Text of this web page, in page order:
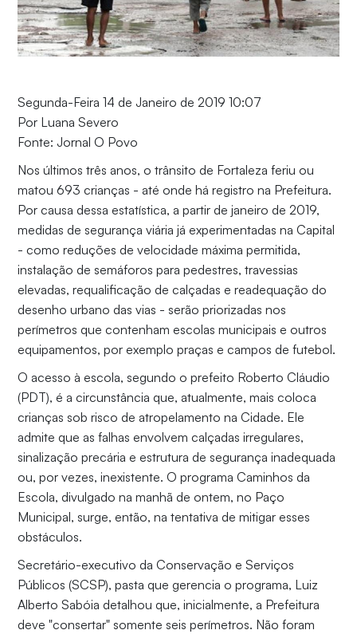
Segunda-Feira 14 de Janeiro de 2019 10:07
Por Luana Severo
Fonte: Jornal O Povo
Nos últimos três anos, o trânsito de Fortaleza feriu ou
matou 693 crianças - até onde há registro na Prefeitura.
Por causa dessa estatística, a partir de janeiro de 2019,
medidas de segurança viária já experimentadas na Capital
- como reduções de velocidade máxima permitida,
instalação de semáforos para pedestres, travessias
elevadas, requalificação de calçadas e readequação do
desenho urbano das vias - serão priorizadas nos
perímetros que contenham escolas municipais e outros
equipamentos, por exemplo praças e campos de futebol.
O acesso à escola, segundo o prefeito Roberto Cláudio
(PDT), é a circunstância que, atualmente, mais coloca
crianças sob risco de atropelamento na Cidade. Ele
admite que as falhas envolvem calçadas irregulares,
sinalização precária e estrutura de segurança inadequada
ou, por vezes, inexistente. O programa Caminhos da
Escola, divulgado na manhã de ontem, no Paço
Municipal, surge, então, na tentativa de mitigar esses
obstáculos.
Secretário-executivo da Conservação e Serviços
Públicos (SCSP), pasta que gerencia o programa, Luiz
Alberto Sabóia detalhou que, inicialmente, a Prefeitura
deve "consertar" somente seis perímetros. Nãoforam